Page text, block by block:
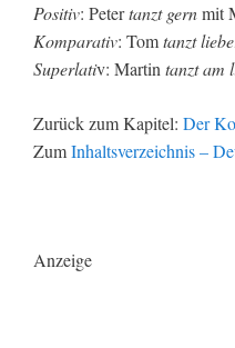
Positiv: Petertanzt gernmit
Komparativ: Tomtanzt
Superlativ: Martin tanzt am
Zurück zum Kapitel: Der
ZumInhaltsverzeichnis –
Anzeige